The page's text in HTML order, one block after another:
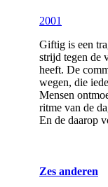
2001
Giftig is een
strijd tegen de
heeft. De
wegen, die
Mensen
ritme van de
En de daarop
Zes anderen